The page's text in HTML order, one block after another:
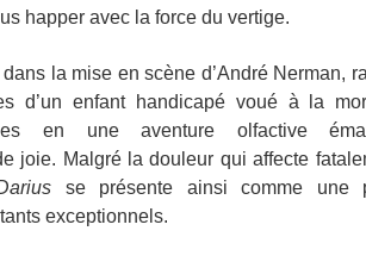
happer avec la force du vertige.
la mise en scène d’André Nerman,
d’un enfant handicapé voué à la
en une aventure olfactive
joie. Malgré la douleur qui affecte
se présente ainsi comme une
exceptionnels.